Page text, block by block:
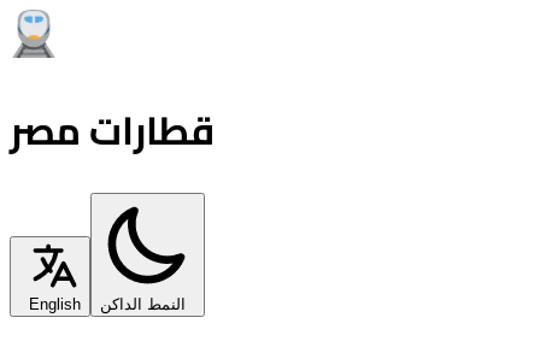
قطارات مصر
English النمط الداكن